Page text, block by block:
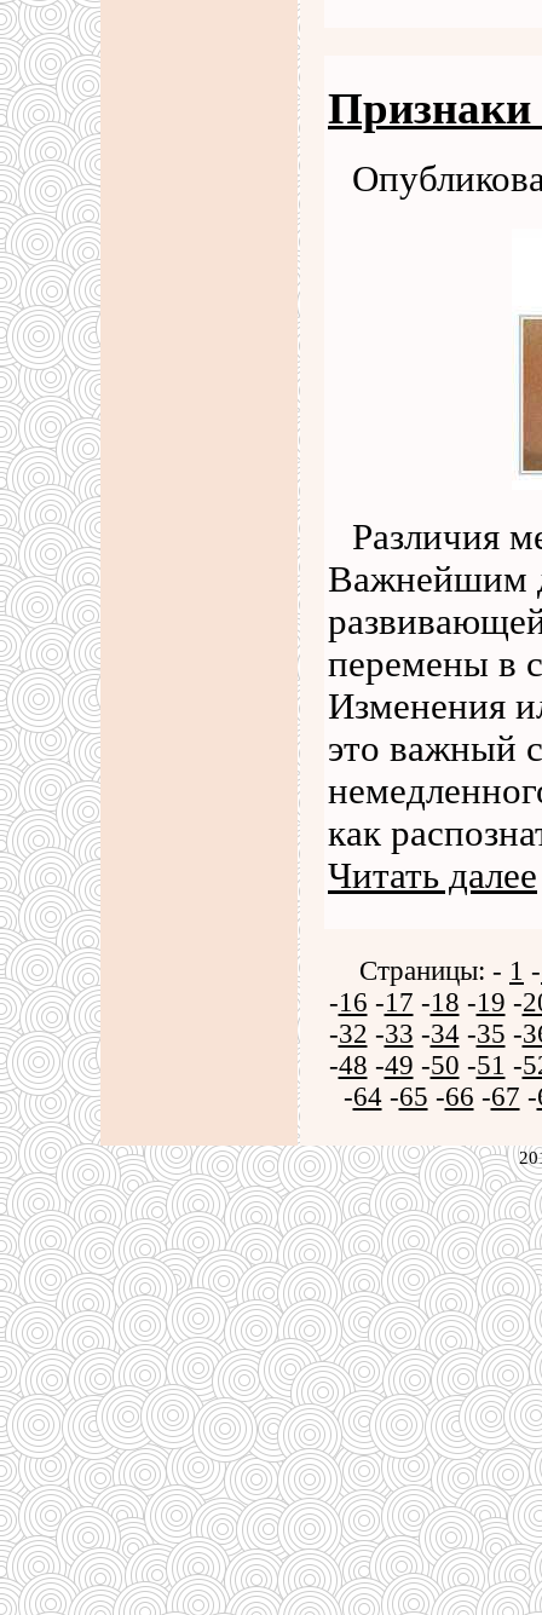
Различия
Важнейшим
перемены в
Изменения
это важный
как
Читать далее
Страницы: - 1 -
-16 -17 -18 -19 -
-32 -33 -34-35 -
-48 -49 -50 -51 -
-64-65 -66 -67 -